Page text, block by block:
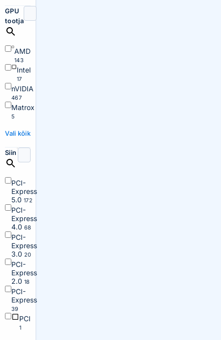
GPU
tootja
AMD
143
Intel
17
nVIDIA
467
Matrox
5
Vali kõik
Siin
PCI-
Express
5.0 172
PCI-
Express
4.0 68
PCI-
Express
3.0 20
PCI-
Express
2.0 18
PCI-
Express
39
PCI
1